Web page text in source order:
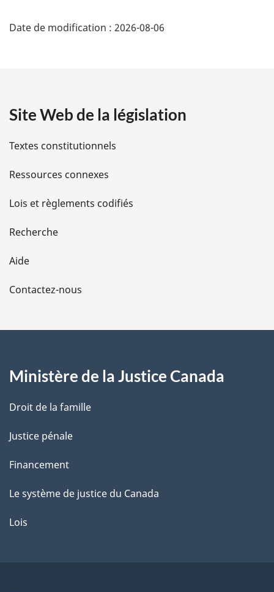
é
i
l
s
d
e
l
a
e
Date de modification : 2026-08-06
Site Web de la législation
Textes constitutionnels
Ressources connexes
Lois et règlements codifiés
Recherche
Aide
Contactez-nous
Ministère de la Justice Canada
Droit de la famille
Justice pénale
Financement
Le système de justice du Canada
Lois